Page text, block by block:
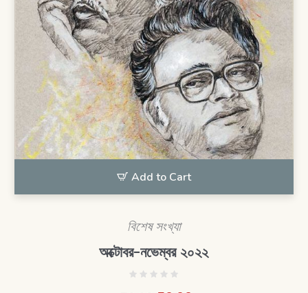
Add to Cart
বিশেষ সংখ্যা
অক্টোবর-নভেম্বর ২০২২